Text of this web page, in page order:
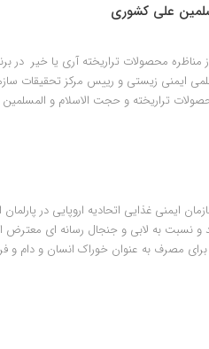
علی کشوری
محصولات تراریخته آری یا خیر در
ایمنی زیستی و رییس مرکز تحقیقات
تراریخته و حجت الاسلام و
ایمنی غذایی اتحادیه اروپایی در پارلمان
و نسبت به لابی و جنجال رسانه ای
برای مصرف به عنوان خوراک انسان و دام و